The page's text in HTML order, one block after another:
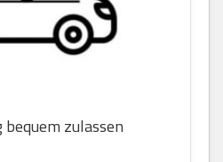
bequem zulassen